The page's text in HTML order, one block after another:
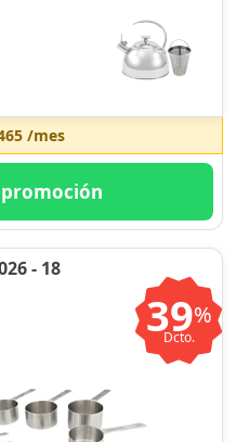
/mes
- 18
39%
Dcto.